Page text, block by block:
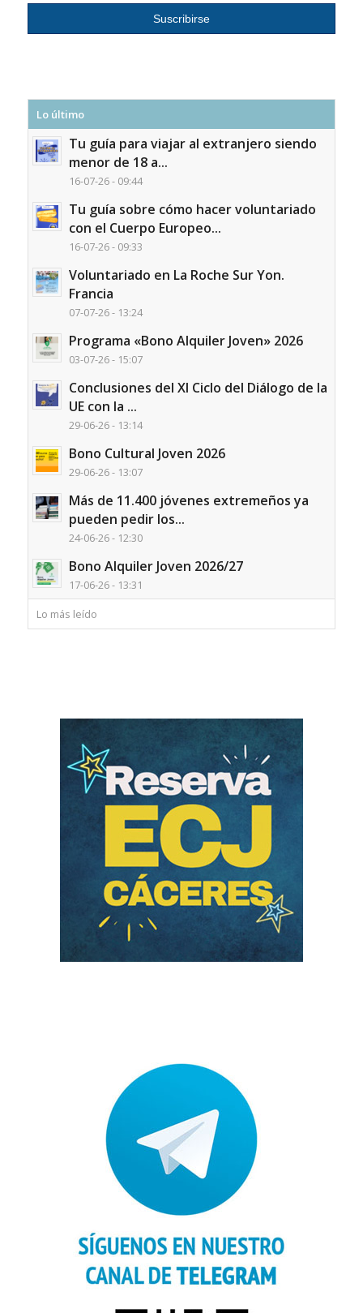
Lo último
Tu guía para viajar al extranjero siendo
menor de 18 a...
16-07-26 - 09:44
Tu guía sobre cómo hacer voluntariado
con el Cuerpo Europeo...
16-07-26 - 09:33
Voluntariado en La Roche Sur Yon.
Francia
07-07-26 - 13:24
Programa «Bono Alquiler Joven» 2026
03-07-26 - 15:07
Conclusiones del XI Ciclo del Diálogo de la
UE con la ...
29-06-26 - 13:14
Bono Cultural Joven 2026
29-06-26 - 13:07
Más de 11.400 jóvenes extremeños ya
pueden pedir los...
24-06-26 - 12:30
Bono Alquiler Joven 2026/27
17-06-26 - 13:31
Lo más leído